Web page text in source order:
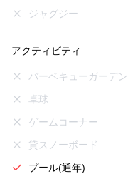
ジャグジー
アクティビティ
バーベキューガーデン
卓球
ゲームコーナー
貸スノーボード
プール(通年)